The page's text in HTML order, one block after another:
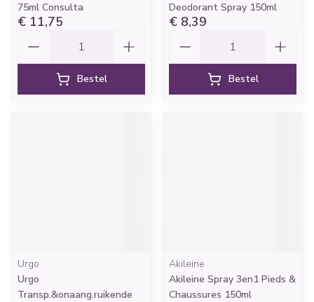
75ml Consulta
€ 11,75
Bestel
Deodorant Spray 150ml
€ 8,39
Bestel
Urgo
Urgo
Transp.&onaang.ruikende
Akileine
Akileine Spray 3en1 Pieds &
Chaussures 150ml